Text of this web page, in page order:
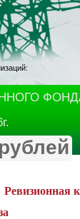
рублей
Ревизионная